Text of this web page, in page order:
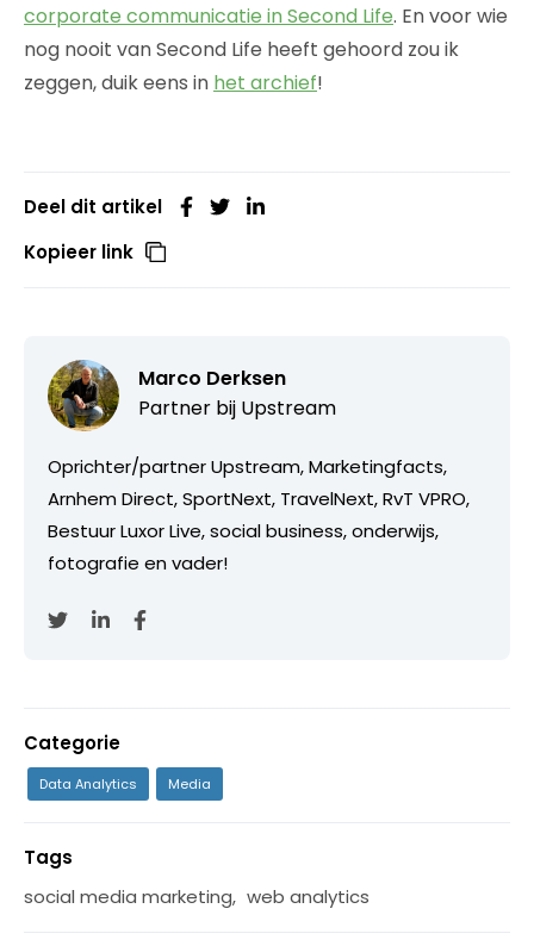
corporate communicatie in Second Life. En voor wie
nog nooit van Second Life heeft gehoord zou ik
zeggen, duik eens in het archief!
Deel dit artikel
Kopieer link
Marco Derksen
Partner bij Upstream
Oprichter/partner Upstream, Marketingfacts,
Arnhem Direct, SportNext, TravelNext, RvT VPRO,
Bestuur Luxor Live, social business, onderwijs,
fotografie en vader!
Categorie
Data Analytics Media
Tags
social media marketing, web analytics